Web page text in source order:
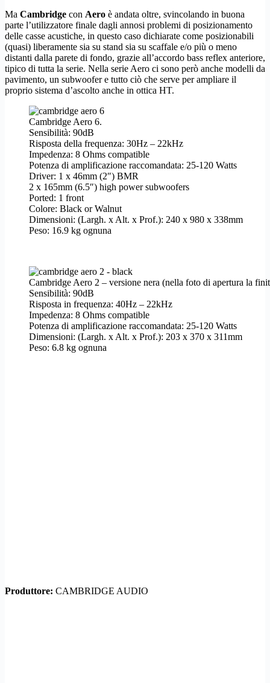
Ma Cambridge con Aero è andata oltre, svincolando in buona
parte l’utilizzatore finale dagli annosi problemi di posizionamento
delle casse acustiche, in questo caso dichiarate come posizionabili
(quasi) liberamente sia su stand sia su scaffale e/o più o meno
distanti dalla parete di fondo, grazie all’accordo bass reflex anteriore,
tipico di tutta la serie. Nella serie Aero ci sono però anche modelli da
pavimento, un subwoofer e tutto ciò che serve per ampliare il
proprio sistema d’ascolto anche in ottica HT.
Cambridge Aero 6.
Sensibilità: 90dB
Risposta della frequenza: 30Hz – 22kHz
Impedenza: 8 Ohms compatible
Potenza di amplificazione raccomandata: 25-120 Watts
Driver: 1 x 46mm (2″) BMR
2 x 165mm (6.5″) high power subwoofers
Ported: 1 front
Colore: Black or Walnut
Dimensioni: (Largh. x Alt. x Prof.): 240 x 980 x 338mm
Peso: 16.9 kg ognuna
Cambridge Aero 2 – versione nera (nella foto di apertura la
Sensibilità: 90dB
Risposta in frequenza: 40Hz – 22kHz
Impedenza: 8 Ohms compatible
Potenza di amplificazione raccomandata: 25-120 Watts
Dimensioni: (Largh. x Alt. x Prof.): 203 x 370 x 311mm
Peso: 6.8 kg ognuna
Produttore: CAMBRIDGE AUDIO